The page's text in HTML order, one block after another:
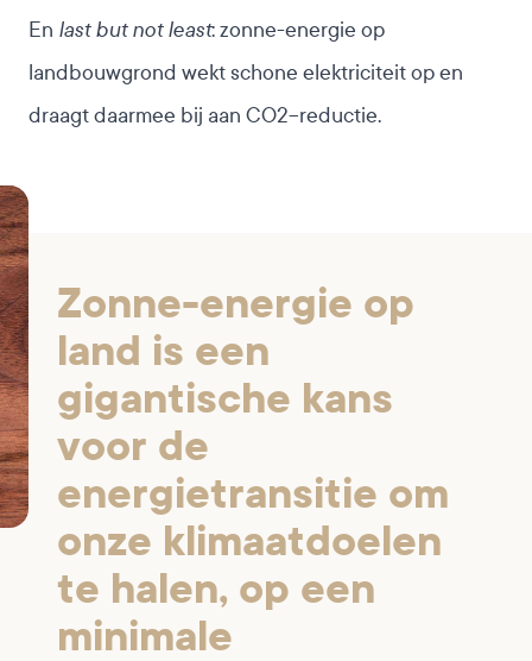
En last but not least: zonne-energie op
landbouwgrond wekt schone elektriciteit op en
draagt daarmee bij aan CO2−reductie.
Zonne-energie op
land is een
gigantische kans
voor de
energietransitie om
onze klimaatdoelen
te halen, op een
minimale